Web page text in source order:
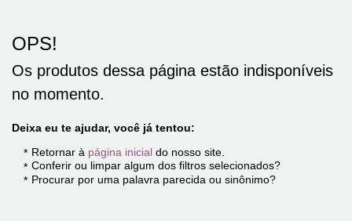
OPS!
Os produtos dessa página estão indisponíveis
no momento.
Deixa eu te ajudar, você já tentou:
Retornar à página inicial do nosso site.
Conferir ou limpar algum dos filtros selecionados?
Procurar por uma palavra parecida ou sinônimo?